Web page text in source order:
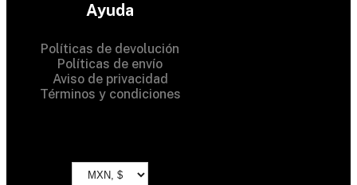
Ayuda
Políticas de devolución
Políticas de envío
Aviso de privacidad
Términos y condiciones